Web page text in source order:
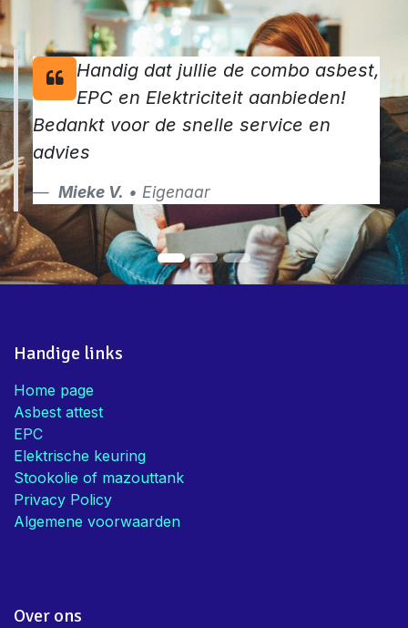
Handig dat jullie de combo asbest,
EPC en Elektriciteit aanbieden!
Bedankt voor de snelle service en
advies
Mieke V. • Eigenaar
Handige links
Home page
Asbest attest
EPC
Elektrische keuring
Stookolie of mazouttank
Privacy Policy
Algemene voorwaarden
Over ons